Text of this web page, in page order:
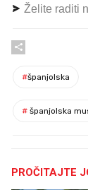
Želite raditi
#španjolska
# španjolska
PROČITAJTE